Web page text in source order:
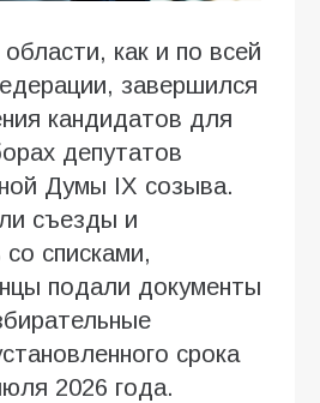
как и по всей
завершился
кандидатов для
депутатов
Думы IX созыва.
съезды и
списками,
подали документы
срока
2026 года.